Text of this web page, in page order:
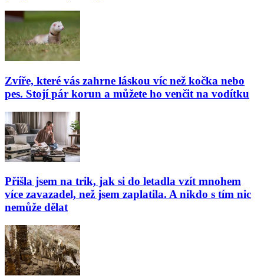
Zvíře, které vás zahrne láskou víc než kočka nebo
pes. Stojí pár korun a můžete ho venčit na vodítku
Přišla jsem na trik, jak si do letadla vzít mnohem
více zavazadel, než jsem zaplatila. A nikdo s tím nic
nemůže dělat